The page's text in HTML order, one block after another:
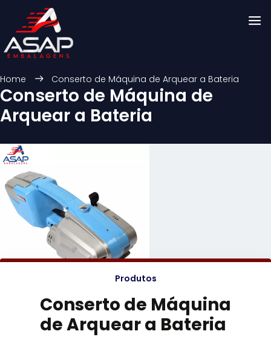
Home Conserto de Máquina de Arquear a Bateria
Conserto de Máquina de
Arquear a Bateria
Produtos
Conserto de Máquina
de Arquear a Bateria